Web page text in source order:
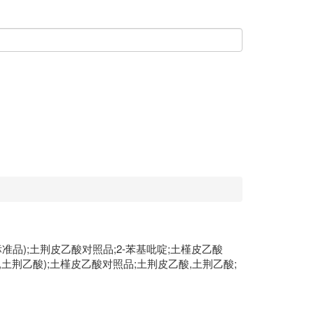
品);土荆皮乙酸对照品;2-苯基吡啶;土槿皮乙酸
荆乙酸);土槿皮乙酸对照品;土荆皮乙酸,土荆乙酸;